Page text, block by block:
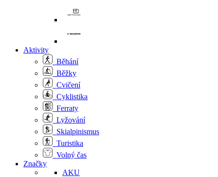
Aktivity
Běhání
Běžky
Cvičení
Cyklistika
Ferraty
Lyžování
Skialpinismus
Turistika
Volný čas
Značky
AKU